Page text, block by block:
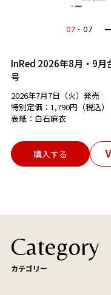
07 07
InRed 2026年8月・9月
号
2026年7月7日（火）発売
特別定価：1,790円（税込）
表紙：白石麻衣
購入する
Category
カテゴリー